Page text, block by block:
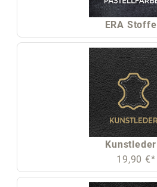
ERA Stoffe
Kunstleder
19,90 €*